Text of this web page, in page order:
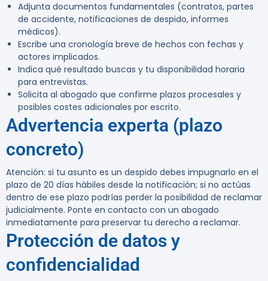
Adjunta documentos fundamentales (contratos, partes
de accidente, notificaciones de despido, informes
médicos).
Escribe una cronología breve de hechos con fechas y
actores implicados.
Indica qué resultado buscas y tu disponibilidad horaria
para entrevistas.
Solicita al abogado que confirme plazos procesales y
posibles costes adicionales por escrito.
Advertencia experta (plazo
concreto)
Atención: si tu asunto es un despido debes impugnarlo en el
plazo de 20 días hábiles desde la notificación; si no actúas
dentro de ese plazo podrías perder la posibilidad de reclamar
judicialmente. Ponte en contacto con un abogado
inmediatamente para preservar tu derecho a reclamar.
Protección de datos y
confidencialidad